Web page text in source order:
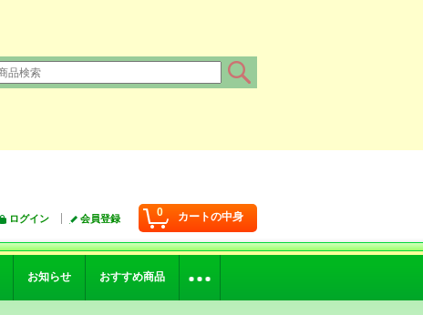
0 カートの中身
ログイン 会員登録
お知らせ おすすめ商品